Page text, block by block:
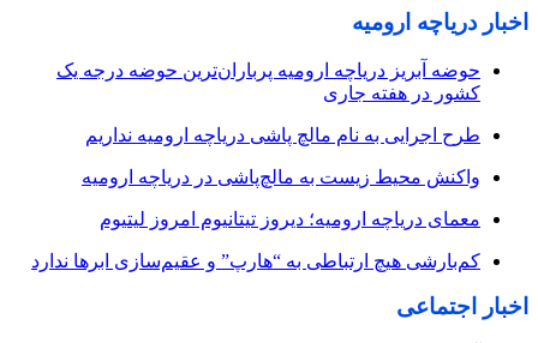
اخبار دریاچه ارومیه
حوضه آبریز دریاچه ارومیه پرباران‌ترین حوضه‌ درجه یک
کشور در هفته جاری
طرح اجرایی به نام مالچ پاشی دریاچه ارومیه نداریم
واکنش محیط زیست به مالچ‌پاشی در دریاچه ارومیه
معمای دریاچه ارومیه؛ دیروز تیتانیوم امروز لیتیوم
کم‌بارشی هیچ ارتباطی به “هارپ” و عقیم‌سازی ابرها ندارد
اخبار اجتماعی